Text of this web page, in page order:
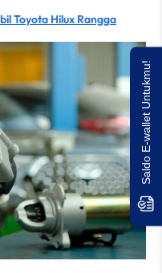
Toyota Hilux Rangga
Saldo E-wallet Untukmu!